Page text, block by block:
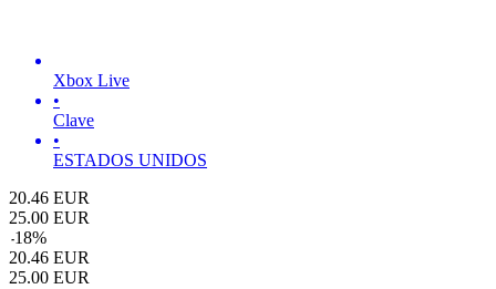
Xbox Live
•
Clave
•
ESTADOS UNIDOS
20.46 EUR
25.00 EUR
-18%
20.46 EUR
25.00 EUR